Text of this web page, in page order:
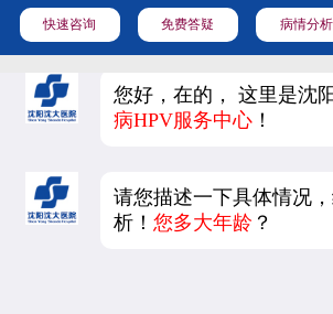
快速咨询 免费答疑 病情分析
您好，在的， 这里是沈
病HPV服务中心 ！
请您描述一下具体情况
析！您多大年龄 ？